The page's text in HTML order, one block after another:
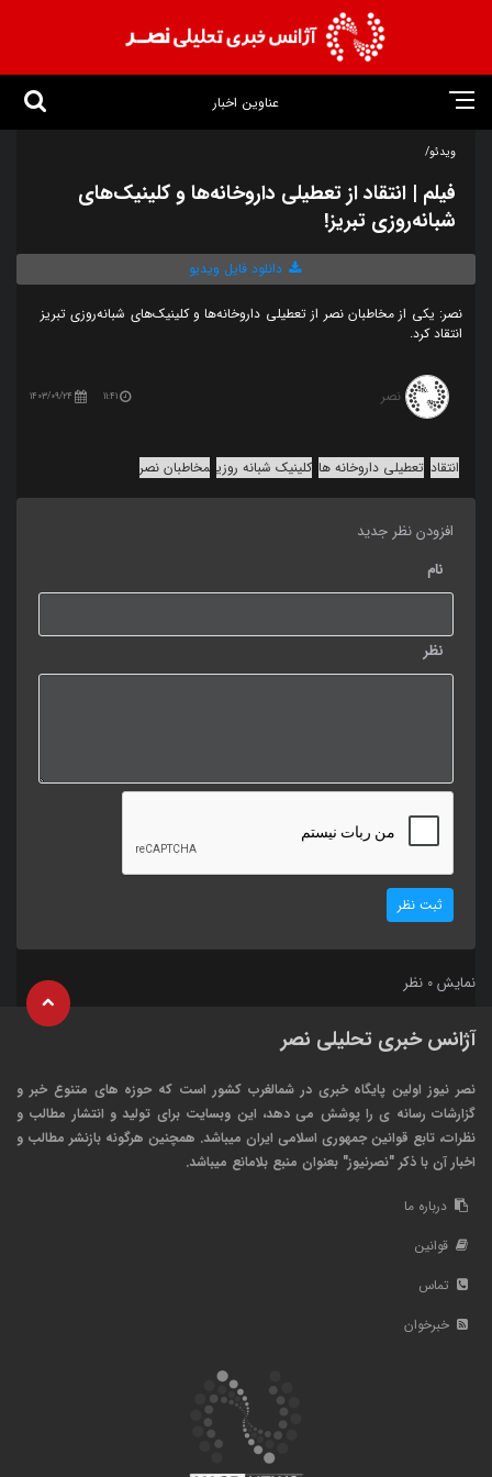
عناوین اخبار
ویدئو/
فیلم | انتقاد از تعطیلی داروخانه‌ها و کلینیک‌های
شبانه‌روزی تبریز!
دانلود فایل ویدیو
نصر: یکی از مخاطبان نصر از تعطیلی داروخانه‌ها و کلینیک‌های شبانه‌روزی تبریز
انتقاد کرد.
نصر 11:41
1403/09/24
انتقاد تعطیلی داروخانه ها کلینیک شبانه روزی مخاطبان نصر
افزودن نظر جدید
نام
نظر
ثبت نظر
نمایش 0 نظر
آژانس خبری تحلیلی نصر
نصر نیوز اولین پایگاه خبری در شمالغرب کشور است که حوزه های متنوع خبر و
گزارشات رسانه ی را پوشش می دهد، این وبسایت برای تولید و انتشار مطالب و
نظرات، تابع قوانین جمهوری اسلامی ایران میباشد. همچنین هرگونه بازنشر مطالب و
اخبار آن با ذکر "نصرنیوز" بعنوان منبع بلامانع میباشد.
درباره ما
قوانین
تماس
خبرخوان